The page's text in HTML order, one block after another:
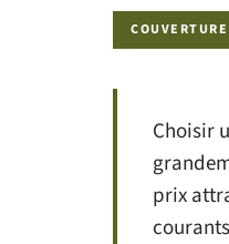
COUVERTURE
Choisir
prix